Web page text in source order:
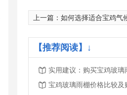
上一篇： 如何选择适合宝鸡气
【推荐阅读】↓
实用建议：购买宝鸡玻璃
宝鸡玻璃雨棚价格比较及